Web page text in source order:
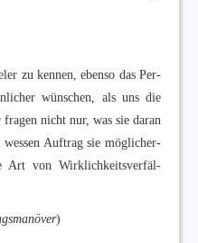
zu ken­nen, eben­so das Per­
wün­schen, als uns die
nicht nur, was sie daran
wes­sen Auf­trag sie mög­li­cher­
Art von Wirk­lich­keits­ver­fäl­
)